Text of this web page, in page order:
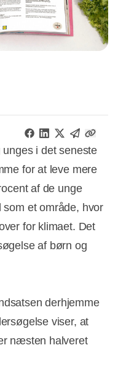
i det seneste
for at leve mere
af de unge
et område, hvor
for klimaet. Det
af børn og
derhjemme
viser, at
næsten halveret